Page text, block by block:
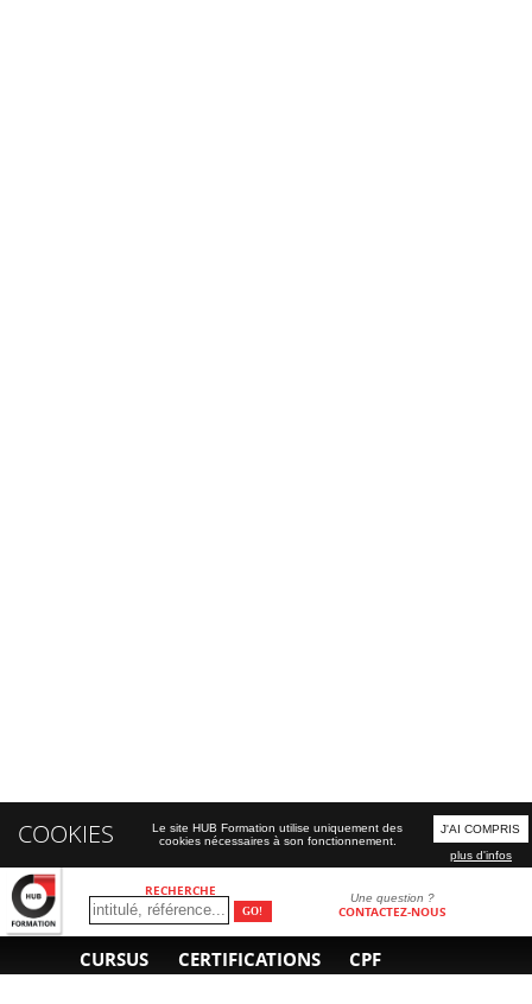
RECHERCHE Une question ?
CONTACTEZ-NOUS
CURSUS CERTIFICATIONS CPF
COOKIES
Le site HUB Formation utilise uniquement des
cookies nécessaires à son fonctionnement.
J'AI COMPRIS
plus d'infos